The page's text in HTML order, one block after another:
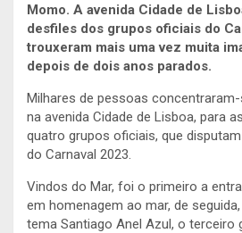
Momo. A avenida Cidade de
desfiles dos grupos oficiais do
trouxeram mais uma vez muita
depois de dois anos parados.
Milhares de pessoas
na avenida Cidade de Lisboa, para
quatro grupos oficiais, que
do Carnaval 2023.
Vindos do Mar, foi o primeiro a
em homenagem ao mar, de
tema Santiago Anel Azul, o terceiro